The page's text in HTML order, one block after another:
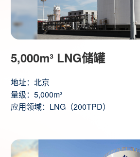
5,000m³ LNG储罐
地址：北京
量级：5,000m³
应用领域：LNG（200TPD）